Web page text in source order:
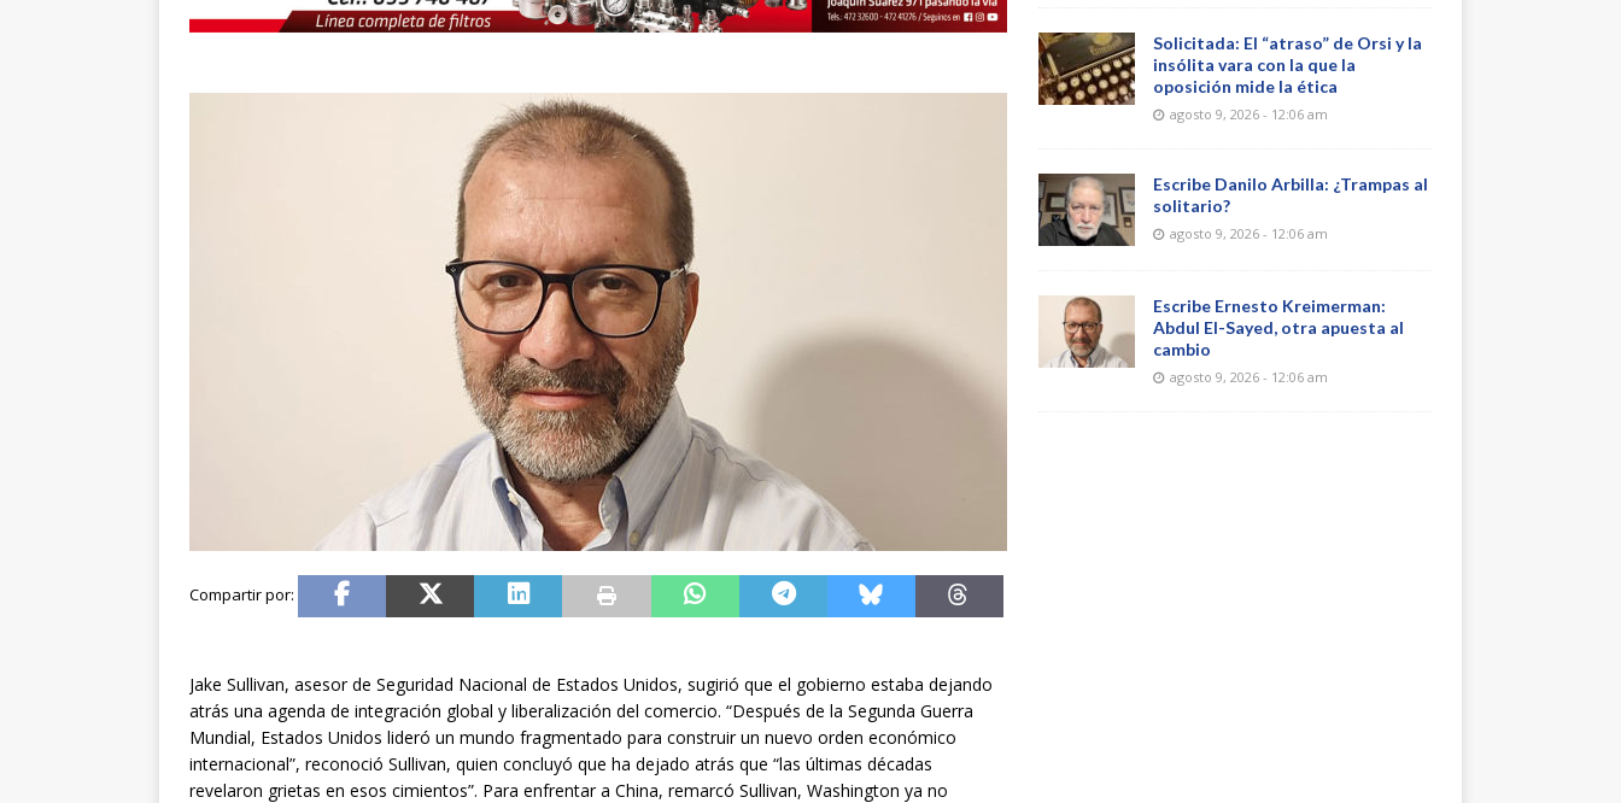
Jake Sullivan, asesor de Seguridad Nacional de Estados Unidos, sugirió que el gobierno estaba dejando
atrás una agenda de integración global y liberalización del comercio. “Después de la Segunda Guerra
Mundial, Estados Unidos lideró un mundo fragmentado para construir un nuevo orden económico
internacional”, reconoció Sullivan, quien concluyó que ha dejado atrás que “las últimas décadas
revelaron grietas en esos cimientos”. Para enfrentar a China, remarcó Sullivan, Washington ya no
Solicitada: El “atraso” de Orsi y la
insólita vara con la que la
oposición mide la ética
agosto 9, 2026 - 12:06 am
Escribe Danilo Arbilla: ¿Trampas al
solitario?
agosto 9, 2026 - 12:06 am
Escribe Ernesto Kreimerman:
Abdul El-Sayed, otra apuesta al
cambio
agosto 9, 2026 - 12:06 am